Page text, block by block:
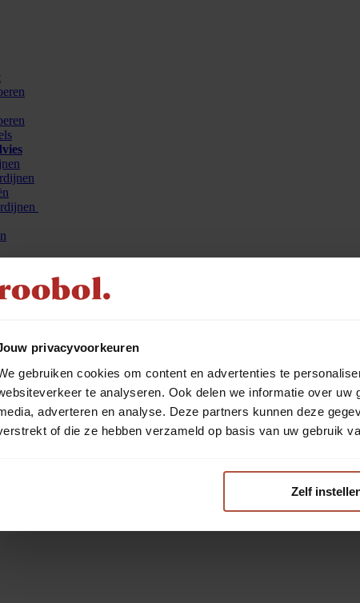
privacyvoorkeuren
gebruiken cookies om content en advertenties te
te analyseren. Ook delen we informatie over
adverteren en analyse. Deze partners kunnen deze
of die ze hebben verzameld op basis van uw gebruik
Zelf